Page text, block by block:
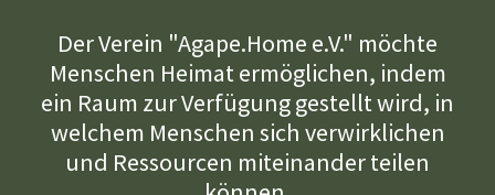
Der Verein "Agape.Home e.V." möchte
Menschen Heimat ermöglichen, indem
ein Raum zur Verfügung gestellt wird, in
welchem Menschen sich verwirklichen
und Ressourcen miteinander teilen